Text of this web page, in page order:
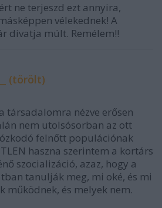
ne terjeszd ezt annyira,
vélekednek! A
divatja múlt. Remélem!!
(törölt)
társadalomra nézve erősen
nem utolsósorban az ott
felnőtt populációnak
haszna szerintem a kortárs
szocializáció, azaz, hogy a
tanulják meg, mi oké, és mi
működnek, és melyek nem.